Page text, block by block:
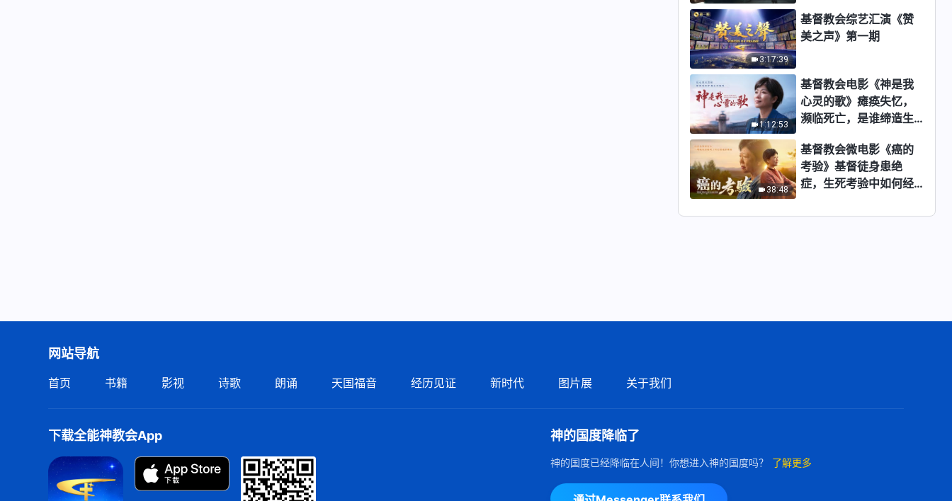
时，你准备好逃生了
吗？
3:17:39
基督教会综艺汇演《赞
美之声》第一期
1:12:53
基督教会电影《神是我
心灵的歌》瘫痪失忆，
濒临死亡，是谁缔造生
38:48
基督教会微电影《癌的
考验》基督徒身患绝
症，生死考验中如何经
网站导航
首页 书籍 影视 诗歌 朗诵 天国福音 经历见证 新时代 图片展 关于我们
下载全能神教会App 神的国度降临了
神的国度已经降临在人间！你想进入神的国度吗？ 了解更多